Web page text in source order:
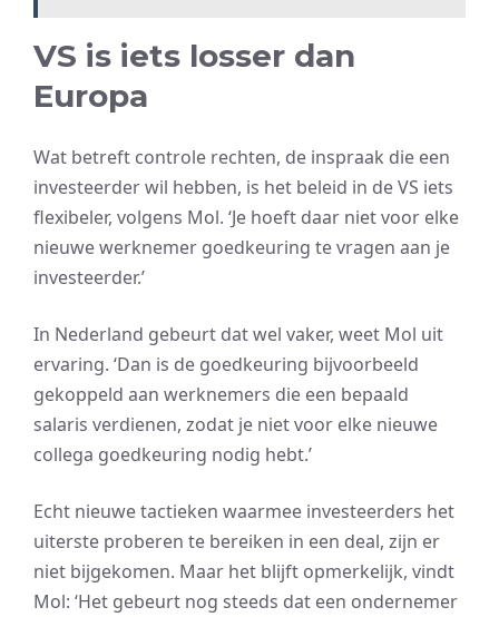
VS is iets losser dan
Europa
Wat betreft controle rechten, de inspraak die een
investeerder wil hebben, is het beleid in de VS iets
flexibeler, volgens Mol. ‘Je hoeft daar niet voor elke
nieuwe werknemer goedkeuring te vragen aan je
investeerder.’
In Nederland gebeurt dat wel vaker, weet Mol uit
ervaring. ‘Dan is de goedkeuring bijvoorbeeld
gekoppeld aan werknemers die een bepaald
salaris verdienen, zodat je niet voor elke nieuwe
collega goedkeuring nodig hebt.’
Echt nieuwe tactieken waarmee investeerders het
uiterste proberen te bereiken in een deal, zijn er
niet bijgekomen. Maar het blijft opmerkelijk, vindt
Mol: ‘Het gebeurt nog steeds dat een ondernemer